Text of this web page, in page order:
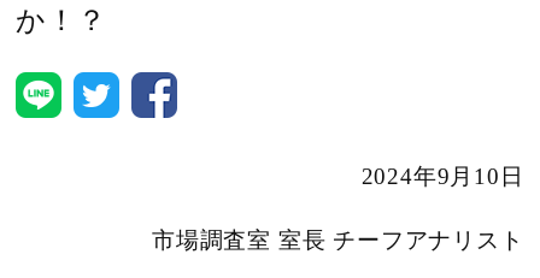
か！？
2024年9月10日
市場調査室 室長 チーフアナリスト